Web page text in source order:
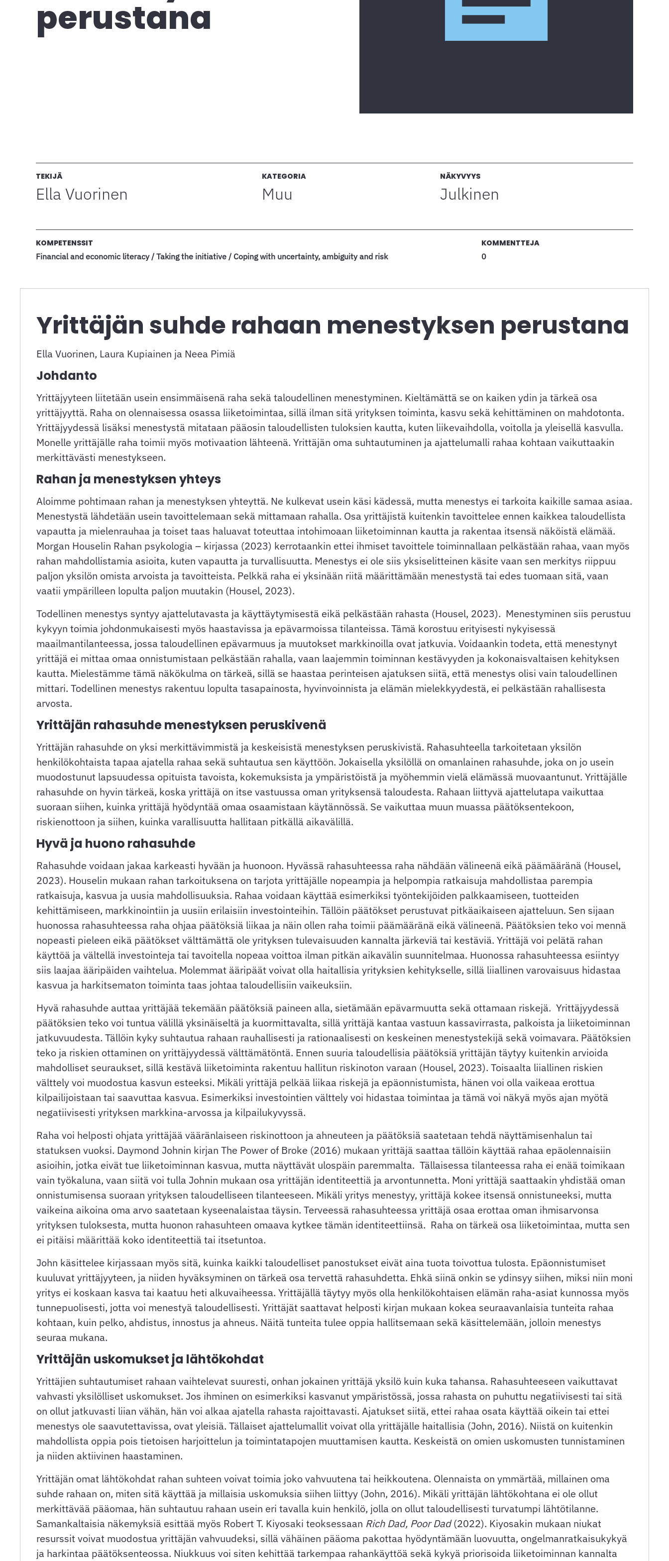
perustana
TEKIJÄ
Ella Vuorinen
KATEGORIA
Muu
NÄKYVYYS
Julkinen
KOMPETENSSIT
Financial and economic literacy / Taking the initiative / Coping with uncertainty, ambiguity and risk
KOMMENTTEJA
0
Yrittäjän suhde rahaan menestyksen perustana
Ella Vuorinen, Laura Kupiainen ja Neea Pimiä
Johdanto
Yrittäjyyteen liitetään usein ensimmäisenä raha sekä taloudellinen menestyminen. Kieltämättä se on kaiken ydin ja tärkeä osa
yrittäjyyttä. Raha on olennaisessa osassa liiketoimintaa, sillä ilman sitä yrityksen toiminta, kasvu sekä kehittäminen on mahdotonta.
Yrittäjyydessä lisäksi menestystä mitataan pääosin taloudellisten tuloksien kautta, kuten liikevaihdolla, voitolla ja yleisellä kasvulla.
Monelle yrittäjälle raha toimii myös motivaation lähteenä. Yrittäjän oma suhtautuminen ja ajattelumalli rahaa kohtaan vaikuttaakin
merkittävästi menestykseen.
Rahan ja menestyksen yhteys
Aloimme pohtimaan rahan ja menestyksen yhteyttä. Ne kulkevat usein käsi kädessä, mutta menestys ei tarkoita kaikille samaa asiaa.
Menestystä lähdetään usein tavoittelemaan sekä mittamaan rahalla. Osa yrittäjistä kuitenkin tavoittelee ennen kaikkea taloudellista
vapautta ja mielenrauhaa ja toiset taas haluavat toteuttaa intohimoaan liiketoiminnan kautta ja rakentaa itsensä näköistä elämää.
Morgan Houselin Rahan psykologia – kirjassa (2023) kerrotaankin ettei ihmiset tavoittele toiminnallaan pelkästään rahaa, vaan myös
rahan mahdollistamia asioita, kuten vapautta ja turvallisuutta. Menestys ei ole siis yksiselitteinen käsite vaan sen merkitys riippuu
paljon yksilön omista arvoista ja tavoitteista. Pelkkä raha ei yksinään riitä määrittämään menestystä tai edes tuomaan sitä, vaan
vaatii ympärilleen lopulta paljon muutakin (Housel, 2023).
Todellinen menestys syntyy ajattelutavasta ja käyttäytymisestä eikä pelkästään rahasta (Housel, 2023). Menestyminen siis perustuu
kykyyn toimia johdonmukaisesti myös haastavissa ja epävarmoissa tilanteissa. Tämä korostuu erityisesti nykyisessä
maailmantilanteessa, jossa taloudellinen epävarmuus ja muutokset markkinoilla ovat jatkuvia. Voidaankin todeta, että menestynyt
yrittäjä ei mittaa omaa onnistumistaan pelkästään rahalla, vaan laajemmin toiminnan kestävyyden ja kokonaisvaltaisen kehityksen
kautta. Mielestämme tämä näkökulma on tärkeä, sillä se haastaa perinteisen ajatuksen siitä, että menestys olisi vain taloudellinen
mittari. Todellinen menestys rakentuu lopulta tasapainosta, hyvinvoinnista ja elämän mielekkyydestä, ei pelkästään rahallisesta
arvosta.
Yrittäjän rahasuhde menestyksen peruskivenä
Yrittäjän rahasuhde on yksi merkittävimmistä ja keskeisistä menestyksen peruskivistä. Rahasuhteella tarkoitetaan yksilön
henkilökohtaista tapaa ajatella rahaa sekä suhtautua sen käyttöön. Jokaisella yksilöllä on omanlainen rahasuhde, joka on jo usein
muodostunut lapsuudessa opituista tavoista, kokemuksista ja ympäristöistä ja myöhemmin vielä elämässä muovaantunut. Yrittäjälle
rahasuhde on hyvin tärkeä, koska yrittäjä on itse vastuussa oman yrityksensä taloudesta. Rahaan liittyvä ajattelutapa vaikuttaa
suoraan siihen, kuinka yrittäjä hyödyntää omaa osaamistaan käytännössä. Se vaikuttaa muun muassa päätöksentekoon,
riskienottoon ja siihen, kuinka varallisuutta hallitaan pitkällä aikavälillä.
Hyvä ja huono rahasuhde
Rahasuhde voidaan jakaa karkeasti hyvään ja huonoon. Hyvässä rahasuhteessa raha nähdään välineenä eikä päämääränä (Housel,
2023). Houselin mukaan rahan tarkoituksena on tarjota yrittäjälle nopeampia ja helpompia ratkaisuja mahdollistaa parempia
ratkaisuja, kasvua ja uusia mahdollisuuksia. Rahaa voidaan käyttää esimerkiksi työntekijöiden palkkaamiseen, tuotteiden
kehittämiseen, markkinointiin ja uusiin erilaisiin investointeihin. Tällöin päätökset perustuvat pitkäaikaiseen ajatteluun. Sen sijaan
huonossa rahasuhteessa raha ohjaa päätöksiä liikaa ja näin ollen raha toimii päämääränä eikä välineenä. Päätöksien teko voi mennä
nopeasti pieleen eikä päätökset välttämättä ole yrityksen tulevaisuuden kannalta järkeviä tai kestäviä. Yrittäjä voi pelätä rahan
käyttöä ja vältellä investointeja tai tavoitella nopeaa voittoa ilman pitkän aikavälin suunnitelmaa. Huonossa rahasuhteessa esiintyy
siis laajaa ääripäiden vaihtelua. Molemmat ääripäät voivat olla haitallisia yrityksien kehitykselle, sillä liiallinen varovaisuus hidastaa
kasvua ja harkitsematon toiminta taas johtaa taloudellisiin vaikeuksiin.
Hyvä rahasuhde auttaa yrittäjää tekemään päätöksiä paineen alla, sietämään epävarmuutta sekä ottamaan riskejä. Yrittäjyydessä
päätöksien teko voi tuntua välillä yksinäiseltä ja kuormittavalta, sillä yrittäjä kantaa vastuun kassavirrasta, palkoista ja liiketoiminnan
jatkuvuudesta. Tällöin kyky suhtautua rahaan rauhallisesti ja rationaalisesti on keskeinen menestystekijä sekä voimavara. Päätöksien
teko ja riskien ottaminen on yrittäjyydessä välttämätöntä. Ennen suuria taloudellisia päätöksiä yrittäjän täytyy kuitenkin arvioida
mahdolliset seuraukset, sillä kestävä liiketoiminta rakentuu hallitun riskinoton varaan (Housel, 2023). Toisaalta liiallinen riskien
välttely voi muodostua kasvun esteeksi. Mikäli yrittäjä pelkää liikaa riskejä ja epäonnistumista, hänen voi olla vaikeaa erottua
kilpailijoistaan tai saavuttaa kasvua. Esimerkiksi investointien välttely voi hidastaa toimintaa ja tämä voi näkyä myös ajan myötä
negatiivisesti yrityksen markkina-arvossa ja kilpailukyvyssä.
Raha voi helposti ohjata yrittäjää vääränlaiseen riskinottoon ja ahneuteen ja päätöksiä saatetaan tehdä näyttämisenhalun tai
statuksen vuoksi. Daymond Johnin kirjan The Power of Broke (2016) mukaan yrittäjä saattaa tällöin käyttää rahaa epäolennaisiin
asioihin, jotka eivät tue liiketoiminnan kasvua, mutta näyttävät ulospäin paremmalta. Tällaisessa tilanteessa raha ei enää toimikaan
vain työkaluna, vaan siitä voi tulla Johnin mukaan osa yrittäjän identiteettiä ja arvontunnetta. Moni yrittäjä saattaakin yhdistää oman
onnistumisensa suoraan yrityksen taloudelliseen tilanteeseen. Mikäli yritys menestyy, yrittäjä kokee itsensä onnistuneeksi, mutta
vaikeina aikoina oma arvo saatetaan kyseenalaistaa täysin. Terveessä rahasuhteessa yrittäjä osaa erottaa oman ihmisarvonsa
yrityksen tuloksesta, mutta huonon rahasuhteen omaava kytkee tämän identiteettiinsä. Raha on tärkeä osa liiketoimintaa, mutta sen
ei pitäisi määrittää koko identiteettiä tai itsetuntoa.
John käsittelee kirjassaan myös sitä, kuinka kaikki taloudelliset panostukset eivät aina tuota toivottua tulosta. Epäonnistumiset
kuuluvat yrittäjyyteen, ja niiden hyväksyminen on tärkeä osa tervettä rahasuhdetta. Ehkä siinä onkin se ydinsyy siihen, miksi niin moni
yritys ei koskaan kasva tai kaatuu heti alkuvaiheessa. Yrittäjällä täytyy myös olla henkilökohtaisen elämän raha-asiat kunnossa myös
tunnepuolisesti, jotta voi menestyä taloudellisesti. Yrittäjät saattavat helposti kirjan mukaan kokea seuraavanlaisia tunteita rahaa
kohtaan, kuin pelko, ahdistus, innostus ja ahneus. Näitä tunteita tulee oppia hallitsemaan sekä käsittelemään, jolloin menestys
seuraa mukana.
Yrittäjän uskomukset ja lähtökohdat
Yrittäjien suhtautumiset rahaan vaihtelevat suuresti, onhan jokainen yrittäjä yksilö kuin kuka tahansa. Rahasuhteeseen vaikuttavat
vahvasti yksilölliset uskomukset. Jos ihminen on esimerkiksi kasvanut ympäristössä, jossa rahasta on puhuttu negatiivisesti tai sitä
on ollut jatkuvasti liian vähän, hän voi alkaa ajatella rahasta rajoittavasti. Ajatukset siitä, ettei rahaa osata käyttää oikein tai ettei
menestys ole saavutettavissa, ovat yleisiä. Tällaiset ajattelumallit voivat olla yrittäjälle haitallisia (John, 2016). Niistä on kuitenkin
mahdollista oppia pois tietoisen harjoittelun ja toimintatapojen muuttamisen kautta. Keskeistä on omien uskomusten tunnistaminen
ja niiden aktiivinen haastaminen.
Yrittäjän omat lähtökohdat rahan suhteen voivat toimia joko vahvuutena tai heikkoutena. Olennaista on ymmärtää, millainen oma
suhde rahaan on, miten sitä käyttää ja millaisia uskomuksia siihen liittyy (John, 2016). Mikäli yrittäjän lähtökohtana ei ole ollut
merkittävää pääomaa, hän suhtautuu rahaan usein eri tavalla kuin henkilö, jolla on ollut taloudellisesti turvatumpi lähtötilanne.
Samankaltaisia näkemyksiä esittää myös Robert T. Kiyosaki teoksessaan Rich Dad, PoorDad(2022). Kiyosakin mukaan niukat
resurssit voivat muodostua yrittäjän vahvuudeksi, sillä vähäinen pääoma pakottaa hyödyntämään luovuutta, ongelmanratkaisukykyä
ja harkintaa päätöksenteossa. Niukkuus voi siten kehittää tarkempaa rahankäyttöä sekä kykyä priorisoida liiketoiminnan kannalta